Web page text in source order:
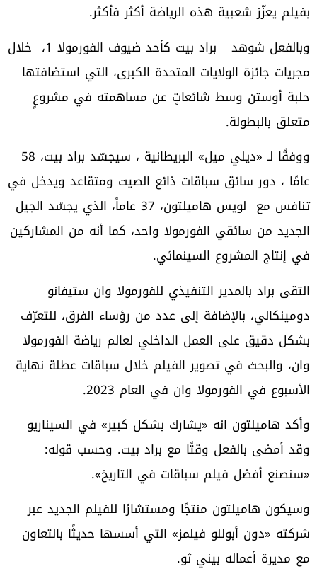
بفيلم يعزّز شعبية هذه الرياضة أكثر فأكثر.
وبالفعل شوهد براد بيت كأحد ضيوف الفورمولا 1، خلال
مجريات جائزة الولايات المتحدة الكبرى، التي استضافتها
حلبة أوستن وسط شائعاتٍ عن مساهمته في مشروعٍ
متعلق بالبطولة.
ووفقًا لـ «ديلي ميل» البريطانية ، سيجسّد براد بيت، 58
عامًا ، دور سائق سباقات ذائع الصيت ومتقاعد ويدخل في
تنافس مع لويس هاميلتون، 37 عاماً، الذي يجسّد الجيل
الجديد من سائقي الفورمولا واحد، كما أنه من المشاركين
في إنتاج المشروع السينمائي.
التقى براد بالمدير التنفيذي للفورمولا وان ستيفانو
دومينكالي، بالإضافة إلى عدد من رؤساء الفرق، للتعرّف
بشكل دقيق على العمل الداخلي لعالم رياضة الفورمولا
وان، والبحث في تصوير الفيلم خلال سباقات عطلة نهاية
الأسبوع في الفورمولا وان في العام 2023.
وأكد هاميلتون انه «يشارك بشكل كبير» في السيناريو
وقد أمضى بالفعل وقتًا مع براد بيت. وحسب قوله:
«سنصنع أفضل فيلم سباقات في التاريخ».
وسيكون هاميلتون منتجًا ومستشارًا للفيلم الجديد عبر
شركته «دون أبوللو فيلمز» التي أسسها حديثًا بالتعاون
مع مديرة أعماله بيني ثو.